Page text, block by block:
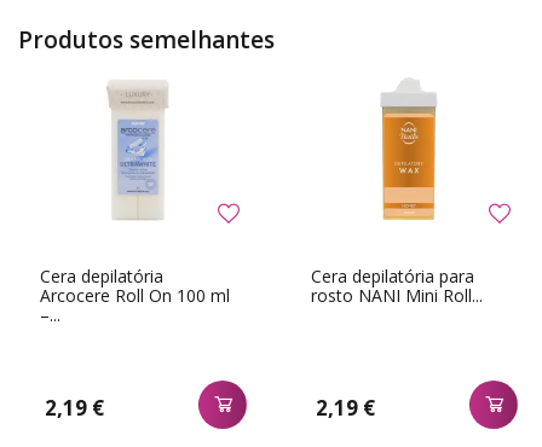
Produtos semelhantes
Cera depilatória
Arcocere Roll On 100 ml
–...
2,19 €
Cera depilatória para
rosto NANI Mini Roll...
2,19 €